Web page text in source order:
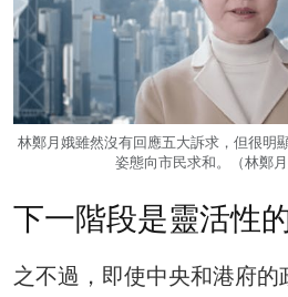
林鄭月娥雖然沒有回應五大訴求，但很明
姿態向市民求和。（林鄭
下一階段是靈活性
之不過，即使中央和港府